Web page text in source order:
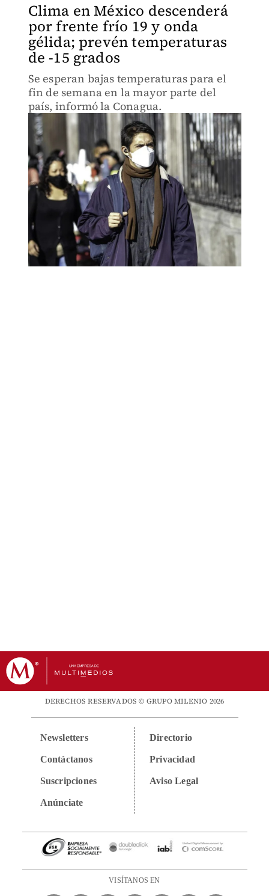
Clima en México descenderá
por frente frío 19 y onda
gélida; prevén temperaturas
de -15 grados
Se esperan bajas temperaturas para el
fin de semana en la mayor parte del
país, informó la Conagua.
DERECHOS RESERVADOS © GRUPO MILENIO 2026
Newsletters
Contáctanos
Suscripciones
Anúnciate
Directorio
Privacidad
Aviso Legal
VISÍTANOS EN